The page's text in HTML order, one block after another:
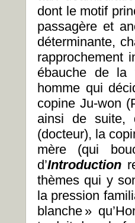
dont le motif
passagère et
déterminante,
rapprochement
ébauche de la
homme qui
copine Ju-won
ainsi de suite,
(docteur), la
mère (qui
d’Introduction
thèmes qui y
la pression
blanche »